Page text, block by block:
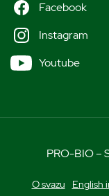
Facebook
Instagram
Youtube
PRO-BIO –
O svazu English